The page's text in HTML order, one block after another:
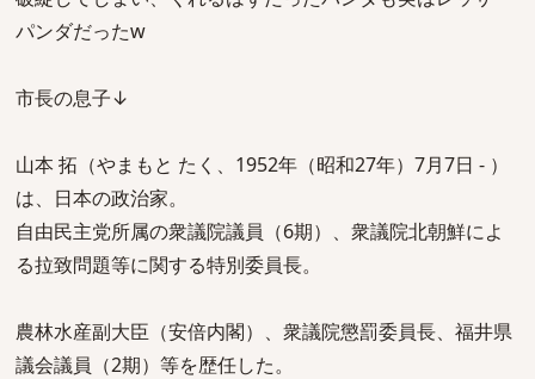
パンダだったw
市長の息子↓
山本 拓（やまもと たく、1952年（昭和27年）7月7日 ‐ ）
は、日本の政治家。
自由民主党所属の衆議院議員（6期）、衆議院北朝鮮によ
る拉致問題等に関する特別委員長。
農林水産副大臣（安倍内閣）、衆議院懲罰委員長、福井県
議会議員（2期）等を歴任した。